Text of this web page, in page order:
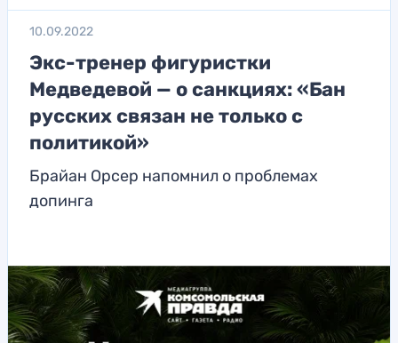
10.09.2022
Экс-тренер фигуристки
Медведевой — о санкциях: «Бан
русских связан не только с
политикой»
Брайан Орсер напомнил о проблемах
допинга